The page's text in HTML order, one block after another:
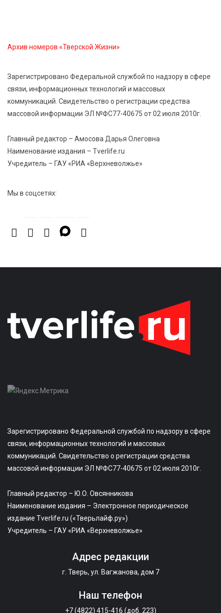
8 Авг 2026 14:23 343
8 Авг 2026 14:14 597
Виталий Королев запустил веловолну на Волге в
Калязине
Архив номеров «Тверской Жизни»
Зарегистрировано Федеральной службой по надзору в сфере
связи, информационных технологий и массовых
коммуникаций. Свидетельство о регистрации средства
массовой информации ЭЛ №ФС77-40675 от 02 июля 2010г.
Главный редактор – Амосова Дарья Олеговна
Наименование издания – Tverlife.ru
Учредитель – ГАУ «РИА «Верхневолжье»
Мы в соцсетях:
Зарегистрировано Федеральной службой по надзору в сфере
связи, информационных технологий и массовых
коммуникаций. Свидетельство о регистрации средства
массовой информации ЭЛ №ФС77-40675 от 02 июля 2010г.
Главный редактор – Ю.О. Овсянникова
Наименование издания – Электронное периодическое
издание Tverlife.ru («Тверьлайф.ру»)
Учредитель – ГАУ «РИА «Верхневолжье»
Адрес редакции
г. Тверь, ул. Вагжанова, дом 7
Наш телефон
+7 (4822) 415-416 (доб. 223)